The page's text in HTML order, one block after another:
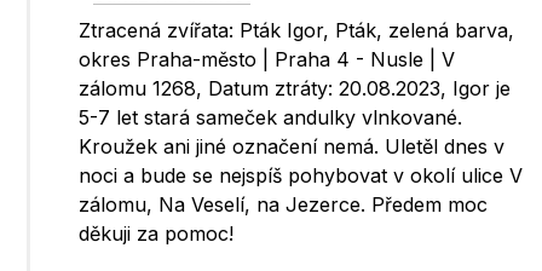
Ztracená zvířata: Pták Igor, Pták, zelená barva,
okres Praha-město | Praha 4 - Nusle | V
zálomu 1268, Datum ztráty: 20.08.2023, Igor je
5-7 let stará sameček andulky vlnkované.
Kroužek ani jiné označení nemá. Uletěl dnes v
noci a bude se nejspíš pohybovat v okolí ulice V
zálomu, Na Veselí, na Jezerce. Předem moc
děkuji za pomoc!